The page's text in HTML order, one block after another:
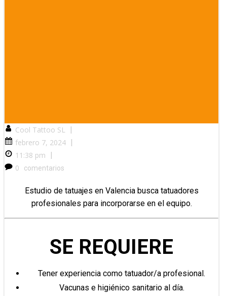
Cool Tattoo SL
|
febrero 7, 2024 |
11:38 pm
|
0
comentarios
Estudio de tatuajes en Valencia busca tatuadores
profesionales para incorporarse en el equipo.
SE REQUIERE
Tener experiencia como tatuador/a profesional.
Vacunas e higiénico sanitario al día.